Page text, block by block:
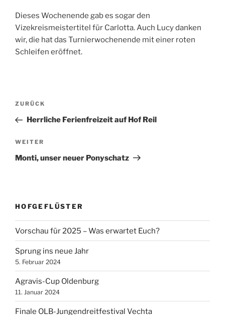
Dieses Wochenende gab es sogar den
Vizekreismeistertitel für Carlotta. Auch Lucy danken
wir, die hat das Turnierwochenende mit einer roten
Schleifen eröffnet.
Beitragsnavigation
Vorheriger
Beitrag
ZURÜCK
Herrliche Ferienfreizeit auf Hof Reil
Nächster
Beitrag
WEITER
Monti, unser neuer Ponyschatz
HOFGEFLÜSTER
Vorschau für 2025 – Was erwartet Euch?
Sprung ins neue Jahr
5. Februar 2024
Agravis-Cup Oldenburg
11. Januar 2024
Finale OLB-Jungendreitfestival Vechta